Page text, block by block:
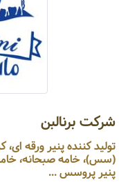
شرکت برنالبن
پنیر پروسس ...